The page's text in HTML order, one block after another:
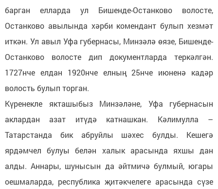
барган елларда ул Бишенде-Останково волосте,
Останково авылында хәрби комендант булып хезмәт
иткән. Ул авыл Уфа губернасы, Минзәлә өязе, Бишенде-
Останково волосте дип документларда теркәлгән.
1727нче елдан 1920нче елның 25нче июненә кадәр
волость булып торган.
Күренекле якташыбыз Минзәләне, Уфа губернасын
аклардан азат итүдә катнашкан. Кәлимулла –
Татарстанда бик абруйлы шәхес булды. Кешегә
ярдәмчел булуы белән халык арасында яхшы дан
алды. Аннары, шунысын да әйтмичә булмый, югары
оешмаларда, республика җитәкчелеге арасында сүзе